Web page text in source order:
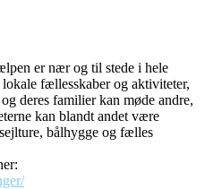
er nær og til stede i hele
fællesskaber og aktiviteter,
deres familier kan møde andre,
kan blandt andet være
bålhygge og fælles